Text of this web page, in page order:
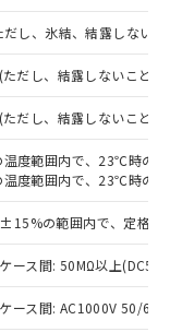
し、氷結、結露しないこ
だし、結露しないこと)
だし、結露しないこと)
度範囲内で、23℃時の
度範囲内で、23℃時の
の範囲内で、定格
ース間: 50MΩ以上
ース間: AC1000V 50/
事業取扱
準価格
もので
中には、
品もある
定のある
物質）の
を出す予
物質）の
確認中の
物で、有
。
品として
国RoHSの
。
国RoHSの
す。
門へお問
ち、外国